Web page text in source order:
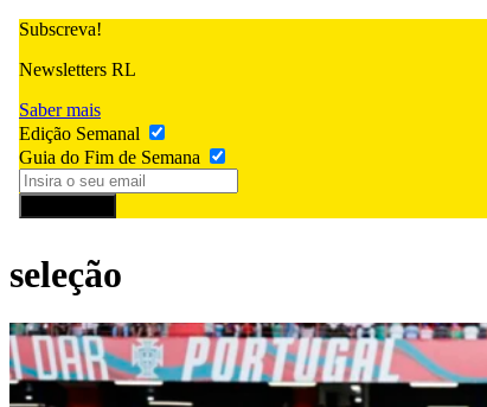
Subscreva!
Newsletters RL
Saber mais
Edição Semanal
Guia do Fim de Semana
seleção